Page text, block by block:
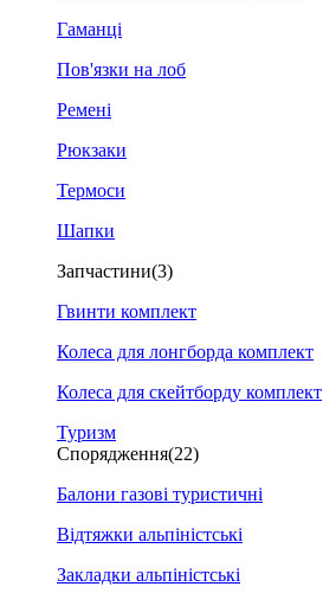
Гаманці
Пов'язки на лоб
Ремені
Рюкзаки
Термоси
Шапки
Запчастини(3)
Гвинти комплект
Колеса для лонгборда комплект
Колеса для скейтборду комплект
Туризм
Спорядження(22)
Балони газові туристичні
Відтяжки альпіністські
Закладки альпіністські